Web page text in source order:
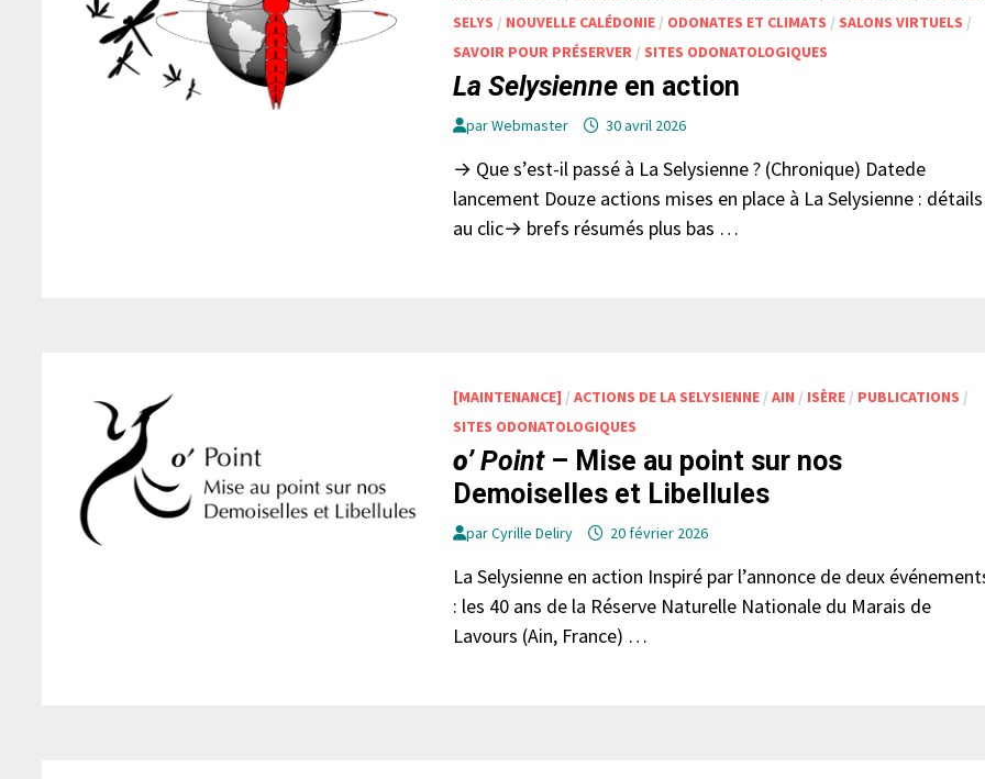
SELYS / NOUVELLE CALÉDONIE / ODONATES ET CLIMATS / SALONS VIRTUELS /
SAVOIR POUR PRÉSERVER / SITES ODONATOLOGIQUES
La Selysienne en action
parWebmaster 30 avril 2026
→ Que s’est-il passé à La Selysienne ? (Chronique) Datede
lancement Douze actions mises en place à La Selysienne : détails
au clic→ brefs résumés plus bas …
[MAINTENANCE] /ACTIONS DE LA SELYSIENNE /AIN / ISÈRE / PUBLICATIONS /
SITES ODONATOLOGIQUES
o’Point– Mise au point sur nos
Demoiselles et Libellules
parCyrille Deliry 20 février 2026
La Selysienne en action Inspiré par l’annonce de deux
: les 40 ans de la Réserve Naturelle Nationale du Marais de
Lavours (Ain, France) …